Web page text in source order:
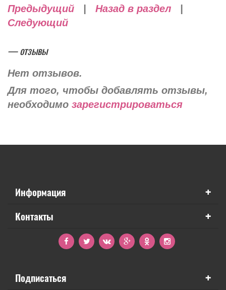
Предыдущий Назад в раздел
Следующий
— отзывы
Нет отзывов.
Для того, чтобы добавлять отзывы,
необходимо зарегистрироваться
Информация +
Контакты +
Подписаться +